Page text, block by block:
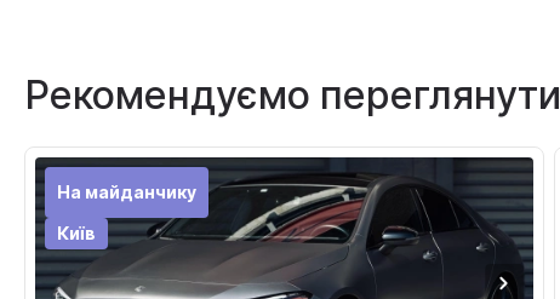
Рекомендуємо переглянути
На майданчику
Київ